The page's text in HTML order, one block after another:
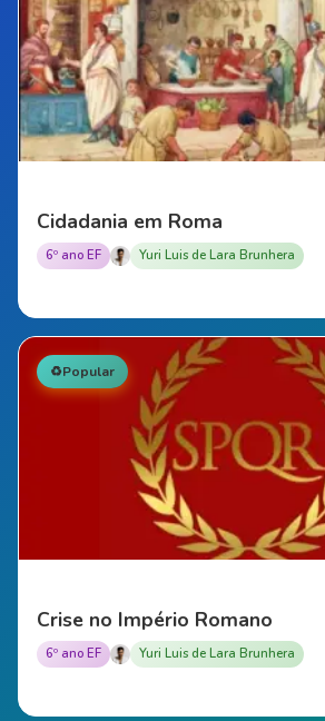
Cidadania em Roma
6º ano EF Yuri Luis de Lara Brunhera
♻️Popular
Crise no Império Romano
6º ano EF Yuri Luis de Lara Brunhera